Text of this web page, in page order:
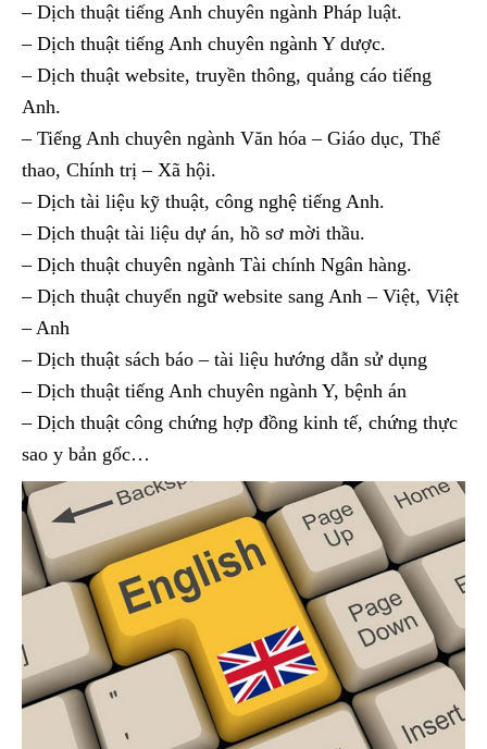
– Dịch thuật tiếng Anh chuyên ngành Pháp luật.
– Dịch thuật tiếng Anh chuyên ngành Y dược.
– Dịch thuật website, truyền thông, quảng cáo tiếng
Anh.
– Tiếng Anh chuyên ngành Văn hóa – Giáo dục, Thể
thao, Chính trị – Xã hội.
– Dịch tài liệu kỹ thuật, công nghệ tiếng Anh.
– Dịch thuật tài liệu dự án, hồ sơ mời thầu.
– Dịch thuật chuyên ngành Tài chính Ngân hàng.
– Dịch thuật chuyển ngữ website sang Anh – Việt, Việt
– Anh
– Dịch thuật sách báo – tài liệu hướng dẫn sử dụng
– Dịch thuật tiếng Anh chuyên ngành Y, bệnh án
– Dịch thuật công chứng hợp đồng kinh tế, chứng thực
sao y bản gốc…